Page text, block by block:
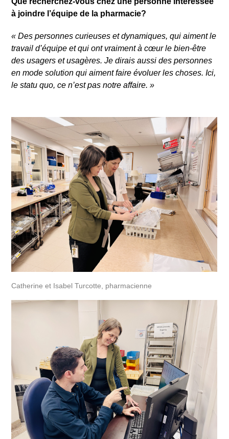
à joindre l’équipe de la pharmacie?
« Des personnes curieuses et dynamiques, qui aiment le
travail d’équipe et qui ont vraiment à cœur le bien-être
des usagers et usagères. Je dirais aussi des personnes
en mode solution qui aiment faire évoluer les choses. Ici,
le statu quo, ce n’est pas notre affaire. »
Catherine et Isabel Turcotte, pharmacienne